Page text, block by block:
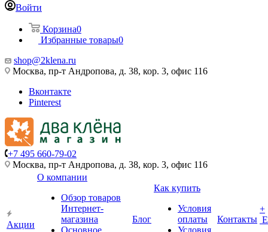
Войти
Корзина0
Избранные товары0
shop@2klena.ru
Москва, пр-т Андропова, д. 38, кор. 3, офис 116
Вконтакте
Pinterest
+7 495 660-79-02
Москва, пр-т Андропова, д. 38, кор. 3, офис 116
Акции
О компании
Обзор товаров
Интернет-
магазина
Основное
Блог
Как купить
Условия
оплаты
Условия
Контакты
+